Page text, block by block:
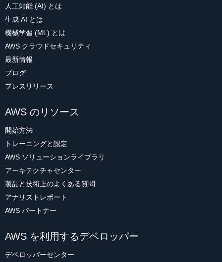
人工知能 (AI) とは
生成 AI とは
機械学習 (ML) とは
AWS クラウドセキュリティ
最新情報
ブログ
プレスリリース
AWS のリソース
開始方法
トレーニングと認定
AWS ソリューションライブラリ
アーキテクチャセンター
製品と技術上のよくある質問
アナリストレポート
AWS パートナー
AWS を利用するデベロッパー
デベロッパーセンター